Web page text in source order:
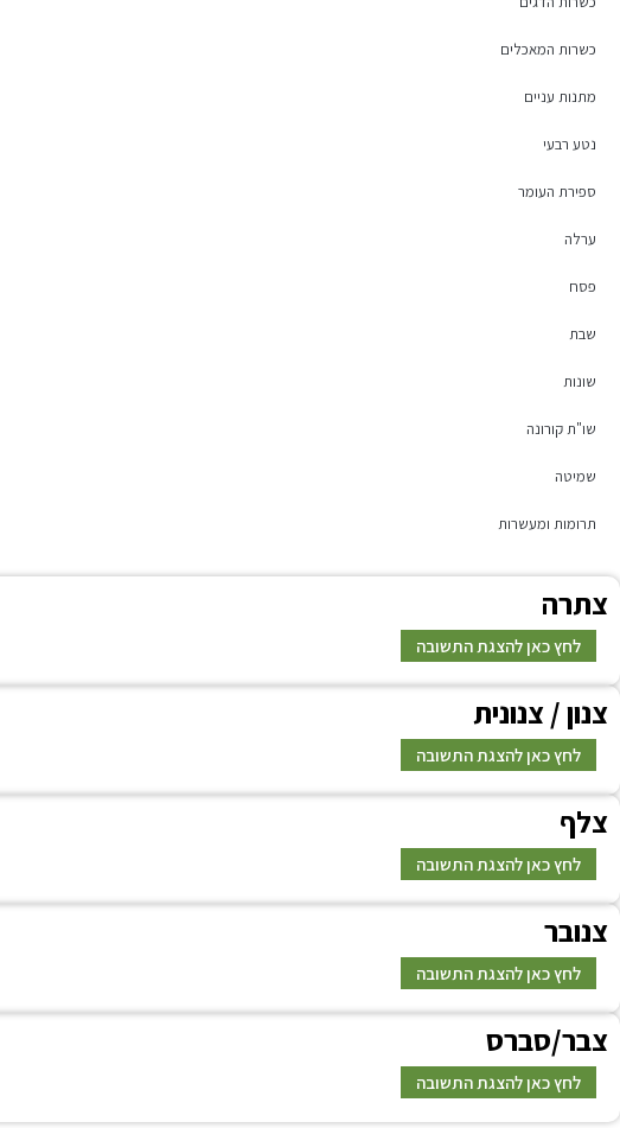
כשרות המאכלים
מתנות עניים
נטע רבעי
ספירת העומר
ערלה
פסח
שבת
שונות
שו"ת קורונה
שמיטה
תרומות ומעשרות
צתרה
לחץ כאן להצגת התשובה
תשובה
צנון / צנונית
לחץ כאן להצגת התשובה
תשובה
צלף
לחץ כאן להצגת התשובה
תשובה
צנובר
לחץ כאן להצגת התשובה
תשובה
צבר/סברס
לחץ כאן להצגת התשובה